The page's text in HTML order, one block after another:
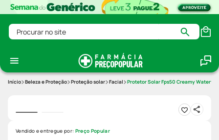
Procurar no site
Beleza e Proteção Proteção solar Facial Protetor Solar Fps50 Creamy Watery
Vendido e entregue por: Preço Popular